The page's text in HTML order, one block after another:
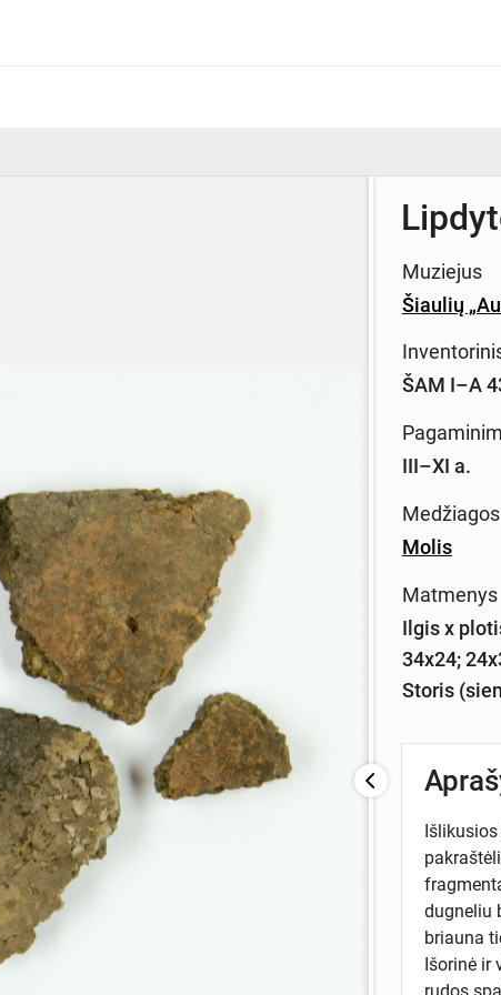
Muziejus
Šiaulių
ŠAM I–A
III–XI a.
Medžiagos
Molis
Matmenys
Ilgis x
34x24;
Storis
dugneliu
briauna
Išorinė ir